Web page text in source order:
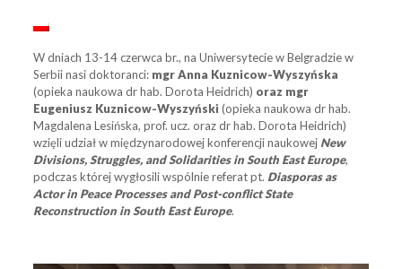
W dniach 13-14 czerwca br., na Uniwersytecie w Belgradzie w
Serbii nasi doktoranci: mgr Anna Kuznicow-Wyszyńska
(opieka naukowa dr hab. Dorota Heidrich) oraz mgr
Eugeniusz Kuznicow-Wyszyński (opieka naukowa dr hab.
Magdalena Lesińska, prof. ucz. oraz dr hab. Dorota Heidrich)
wzięli udział w międzynarodowej konferencji naukowej New
Divisions, Struggles, and Solidarities in South East Europe,
podczas której wygłosili wspólnie referat pt. Diasporas as
Actor in Peace Processes and Post-conflict State
Reconstruction in South East Europe.